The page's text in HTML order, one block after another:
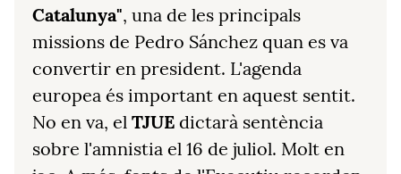
Catalunya", una de les principals
missions de Pedro Sánchez quan es va
convertir en president. L'agenda
europea és important en aquest sentit.
No en va, el TJUE dictarà sentència
sobre l'amnistia el 16 de juliol. Molt en